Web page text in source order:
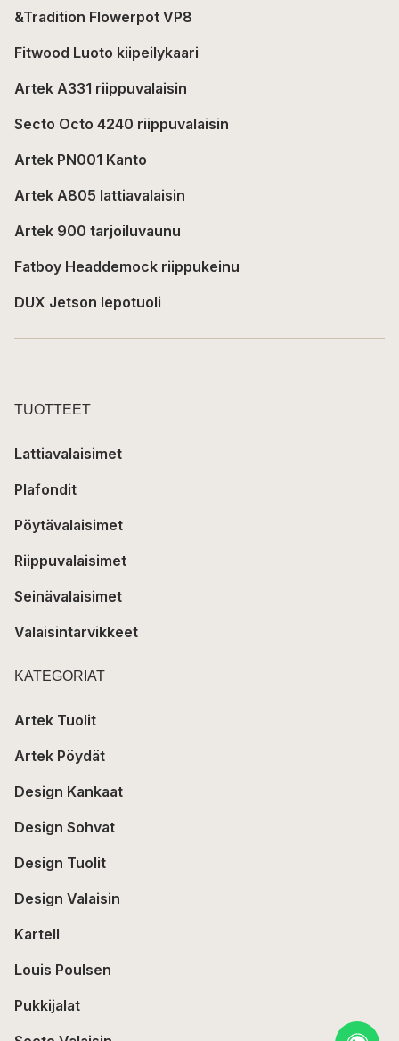
&Tradition Flowerpot VP8
Fitwood Luoto kiipeilykaari
Artek A331 riippuvalaisin
Secto Octo 4240 riippuvalaisin
Artek PN001 Kanto
Artek A805 lattiavalaisin
Artek 900 tarjoiluvaunu
Fatboy Headdemock riippukeinu
DUX Jetson lepotuoli
TUOTTEET
Lattiavalaisimet
Plafondit
Pöytävalaisimet
Riippuvalaisimet
Seinävalaisimet
Valaisintarvikkeet
KATEGORIAT
Artek Tuolit
Artek Pöydät
Design Kankaat
Design Sohvat
Design Tuolit
Design Valaisin
Kartell
Louis Poulsen
Pukkijalat